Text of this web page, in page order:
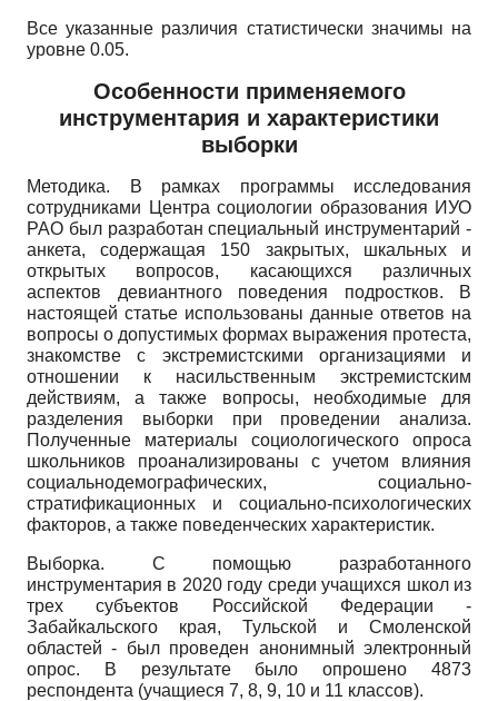
Все указанные различия статистически значимы на
уровне 0.05.
Особенности применяемого
инструментария и характеристики
выборки
Методика. В рамках программы исследования
сотрудниками Центра социологии образования ИУО
РАО был разработан специальный инструментарий -
анкета, содержащая 150 закрытых, шкальных и
открытых вопросов, касающихся различных
аспектов девиантного поведения подростков. В
настоящей статье использованы данные ответов на
вопросы о допустимых формах выражения протеста,
знакомстве с экстремистскими организациями и
отношении к насильственным экстремистским
действиям, а также вопросы, необходимые для
разделения выборки при проведении анализа.
Полученные материалы социологического опроса
школьников проанализированы с учетом влияния
социально­демографических, социально-
стратификационных и социально-психологических
факторов, а также поведенческих характеристик.
Выборка. С помощью разработанного
инструментария в 2020 году среди учащихся школ из
трех субъектов Российской Федерации -
Забайкальского края, Тульской и Смоленской
областей - был проведен анонимный электронный
опрос. В результате было опрошено 4873
респондента (учащиеся 7, 8, 9, 10 и 11 классов).